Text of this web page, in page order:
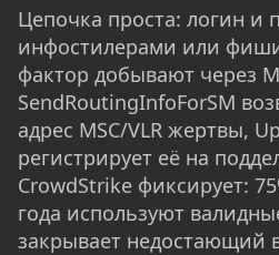
Цепочка проста: логин и
инфостилерами или
фактор добывают через
SendRoutingInfoForSM
адрес MSC/VLR жертвы,
регистрирует её на
CrowdStrike фиксирует:
года используют
закрывает недостающий